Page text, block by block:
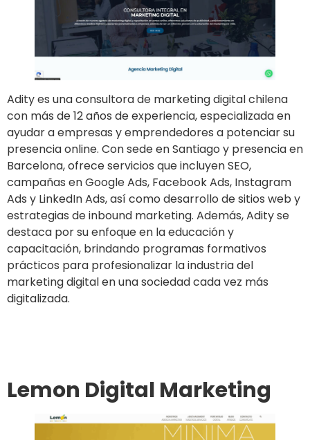
Adity es una consultora de marketing digital chilena
con más de 12 años de experiencia, especializada en
ayudar a empresas y emprendedores a potenciar su
presencia online. Con sede en Santiago y presencia en
Barcelona, ofrece servicios que incluyen SEO,
campañas en Google Ads, Facebook Ads, Instagram
Ads y LinkedIn Ads, así como desarrollo de sitios web y
estrategias de inbound marketing. Además, Adity se
destaca por su enfoque en la educación y
capacitación, brindando programas formativos
prácticos para profesionalizar la industria del
marketing digital en una sociedad cada vez más
digitalizada.
Lemon Digital Marketing